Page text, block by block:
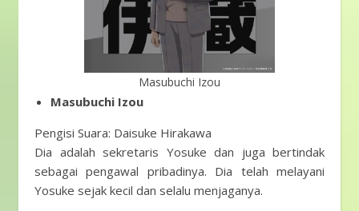
Masubuchi Izou
Masubuchi Izou
Pengisi Suara: Daisuke Hirakawa
Dia adalah sekretaris Yosuke dan juga bertindak
sebagai pengawal pribadinya. Dia telah melayani
Yosuke sejak kecil dan selalu menjaganya.